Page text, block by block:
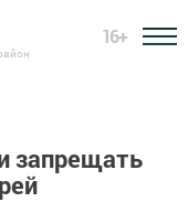
16+
запрещать